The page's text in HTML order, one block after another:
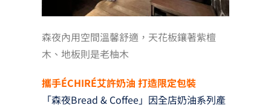
森夜內用空間溫馨舒適，天花板鑲著紫檀
木、地板則是老柚木
攜手ÉCHIRÉ艾許奶油 打造限定包裝
「森夜Bread & Coffee」因全店奶油系列產